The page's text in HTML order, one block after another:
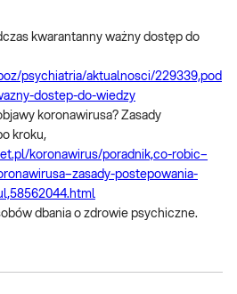
kwarantanny ważny dostęp do
psychiatria/aktualnosci/229339,pod
dostep-do-wiedzy
koronawirusa? Zasady
kroku,
koronawirus/poradnik,co-robic–
postepowania-
dbania o zdrowie psychiczne.